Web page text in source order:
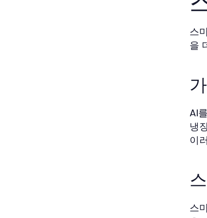
스
을
AI
냉
이
스